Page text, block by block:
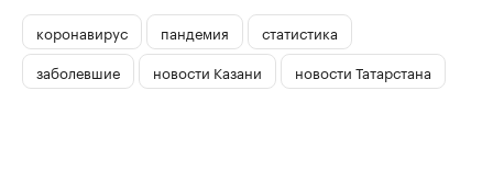
коронавирус пандемия
статистика
заболевшие
новости Казани новости Татарстана